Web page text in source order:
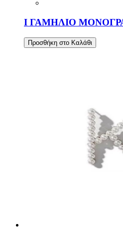
Ι ΓΑΜΗΛΙΟ
Προσθήκη στο Καλάθι